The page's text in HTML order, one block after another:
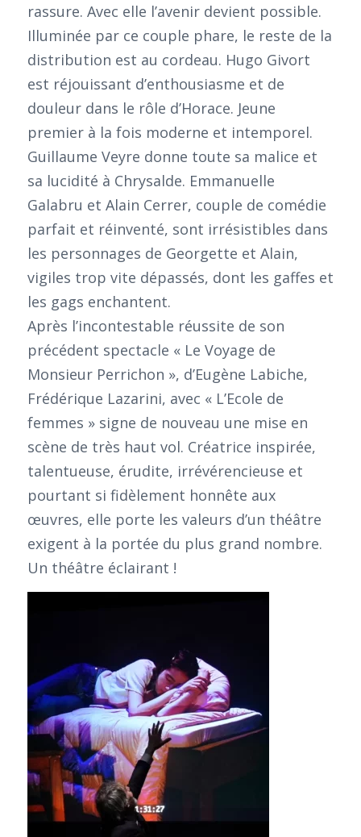
rassure. Avec elle l’avenir devient possible.
Illuminée par ce couple phare, le reste de la
distribution est au cordeau. Hugo Givort
est réjouissant d’enthousiasme et de
douleur dans le rôle d’Horace. Jeune
premier à la fois moderne et intemporel.
Guillaume Veyre donne toute sa malice et
sa lucidité à Chrysalde. Emmanuelle
Galabru et Alain Cerrer, couple de comédie
parfait et réinventé, sont irrésistibles dans
les personnages de Georgette et Alain,
vigiles trop vite dépassés, dont les gaffes et
les gags enchantent.
Après l’incontestable réussite de son
précédent spectacle « Le Voyage de
Monsieur Perrichon », d’Eugène Labiche,
Frédérique Lazarini, avec « L’Ecole de
femmes » signe de nouveau une mise en
scène de très haut vol. Créatrice inspirée,
talentueuse, érudite, irrévérencieuse et
pourtant si fidèlement honnête aux
œuvres, elle porte les valeurs d’un théâtre
exigent à la portée du plus grand nombre.
Un théâtre éclairant !